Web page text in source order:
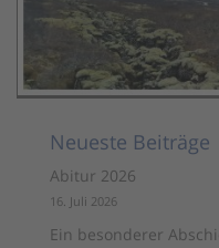
Neueste Beiträge
Abitur 2026
16. Juli 2026
Ein besonderer